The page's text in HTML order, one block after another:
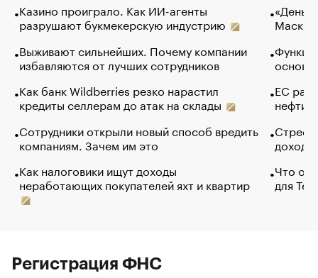
Казино проиграло. Как ИИ-агенты
разрушают букмекерскую индустрию
Выживают сильнейших. Почему компании
избавляются от лучших сотрудников
Как банк Wildberries резко нарастил
кредиты селлерам до атак на склады
Сотрудники открыли новый способ вредить
компаниям. Зачем им это
Как налоговики ищут доходы
неработающих покупателей яхт и квартир
Маск в
основ
ЕС
нефти
Что
для
Регистрация ФНС